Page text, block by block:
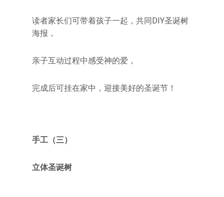
读者家长们可带着孩子一起，共同DIY圣诞树
海报，
亲子互动过程中感受神的爱，
完成后可挂在家中，迎接美好的圣诞节！
手工（三）
立体圣诞树